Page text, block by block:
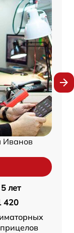
Иванов
5 лет
420